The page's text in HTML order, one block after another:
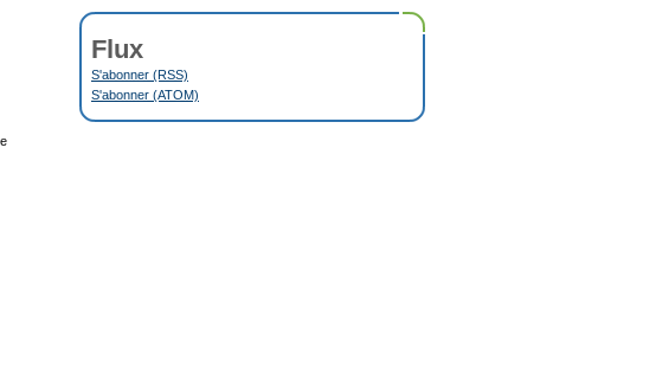
Flux
S'abonner (RSS)
S'abonner (ATOM)